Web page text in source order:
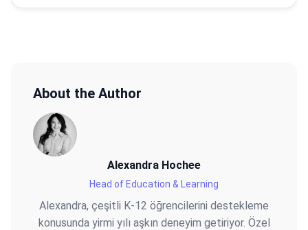
About the Author
Alexandra Hochee
Head of Education & Learning
Alexandra, çeşitli K-12 öğrencilerini destekleme
konusunda yirmi yılı aşkın deneyim getiriyor. Özel